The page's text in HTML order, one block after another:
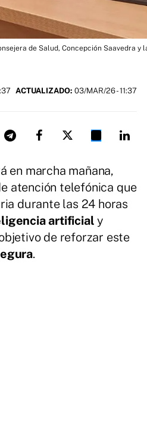
de Salud, Concepción Saavedra
ACTUALIZADO: 03/MAR/26 - 11:37
en marcha mañana,
atención telefónica que
durante las 24 horas
artificial y
de reforzar este
.